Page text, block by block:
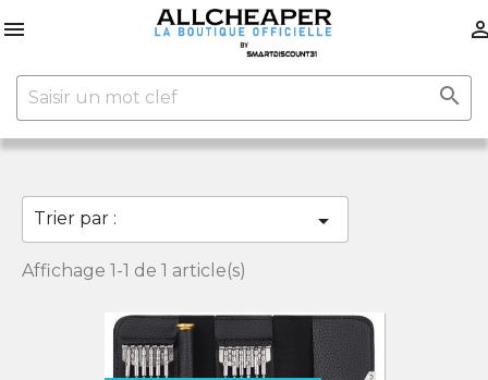


Trier par : 
Affichage 1-1 de 1 article(s)